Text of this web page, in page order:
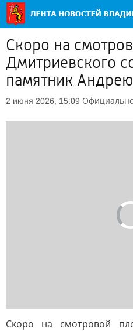
Скоро на
Дмитриевского
памятник
2 июня 2026, 15:09
Скоро на смотровой